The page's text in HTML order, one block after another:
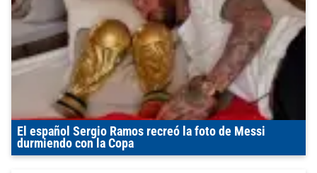
El español Sergio Ramos recreó la foto de Messi
durmiendo con la Copa